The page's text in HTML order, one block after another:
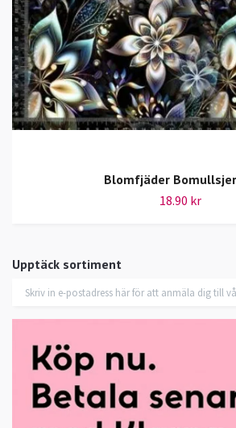
Upptäck sortiment
Blomfjäder
18.90 kr